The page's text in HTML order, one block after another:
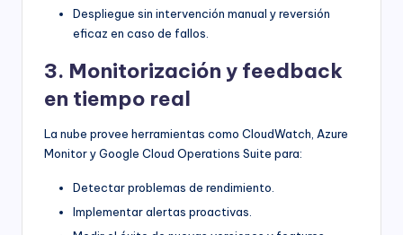
Despliegue sin intervención manual y reversión
eficaz en caso de fallos.
3. Monitorización y feedback
en tiempo real
La nube provee herramientas como CloudWatch, Azure
Monitor y Google Cloud Operations Suite para:
Detectar problemas de rendimiento.
Implementar alertas proactivas.